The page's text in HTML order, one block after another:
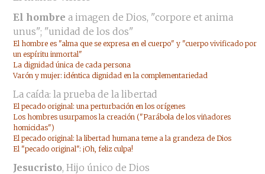
El hombre a imagen de Dios, "corpore et anima
unus"; "unidad de los dos"
El hombre es "alma que se expresa en el cuerpo" y "cuerpo vivificado por
un espíritu inmortal"
La dignidad única de cada persona
Varón y mujer: idéntica dignidad en la complementariedad
La caída: la prueba de la libertad
El pecado original: una perturbación en los orígenes
Los hombres usurpamos la creación ("Parábola de los viñadores
homicidas")
El pecado original: la libertad humana teme a la grandeza de Dios
El "pecado original": ¡Oh, feliz culpa!
Jesucristo, Hijo único de Dios